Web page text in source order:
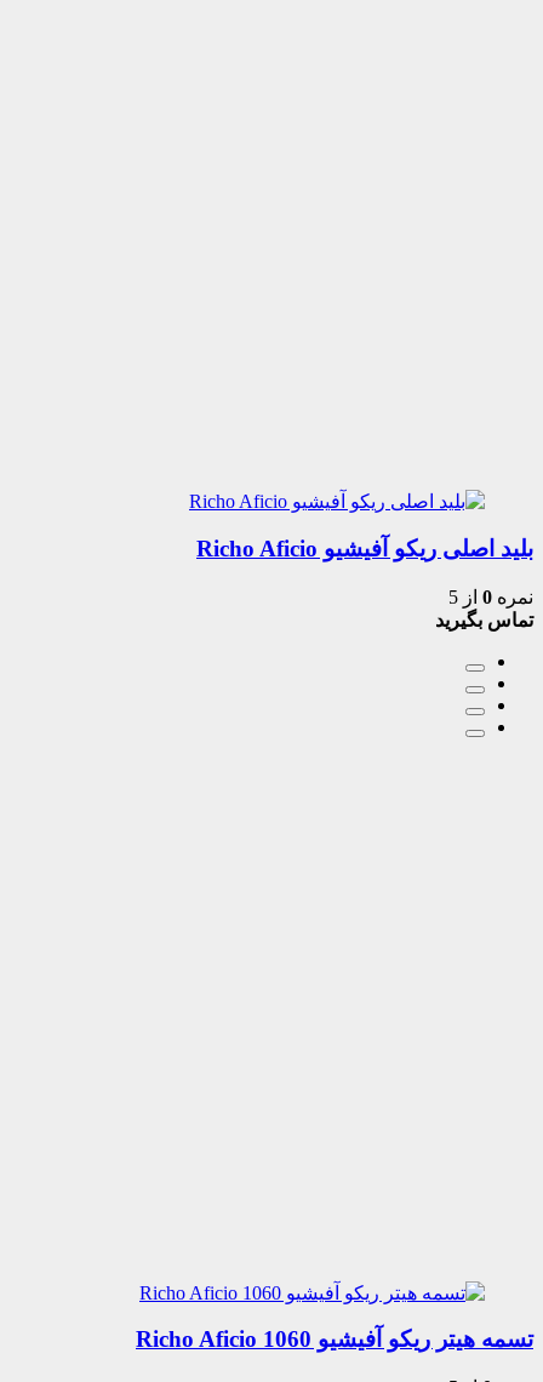
بلید اصلی ریکو آفیشیو Richo Aficio
نمره 0 از 5
تماس بگیرید
تسمه هیتر ریکو آفیشیو 1060 Richo Aficio